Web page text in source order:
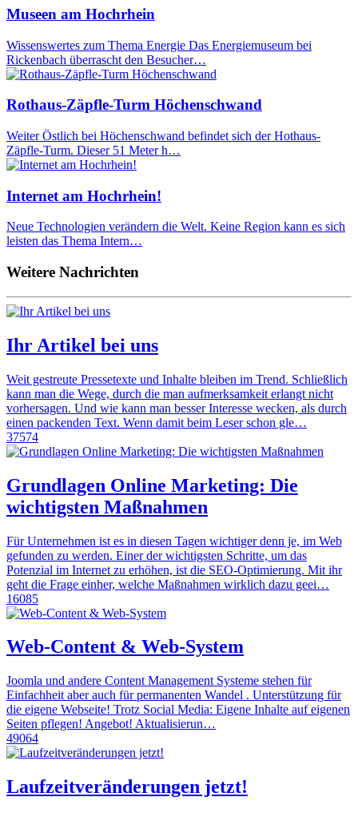
Museen am Hochrhein
Wissenswertes zum Thema Energie Das Energiemuseum bei
Rickenbach überrascht den Besucher…
Rothaus-Zäpfle-Turm Höchenschwand
Weiter Östlich bei Höchenschwand befindet sich der Hothaus-
Zäpfle-Turm. Dieser 51 Meter h…
Internet am Hochrhein!
Neue Technologien verändern die Welt. Keine Region kann es sich
leisten das Thema Intern…
Weitere Nachrichten
Ihr Artikel bei uns
Weit gestreute Pressetexte und Inhalte bleiben im Trend. Schließlich
kann man die Wege, durch die man aufmerksamkeit erlangt nicht
vorhersagen. Und wie kann man besser Interesse wecken, als durch
einen packenden Text. Wenn damit beim Leser schon gle…
37574
Grundlagen Online Marketing: Die
wichtigsten Maßnahmen
Für Unternehmen ist es in diesen Tagen wichtiger denn je, im Web
gefunden zu werden. Einer der wichtigsten Schritte, um das
Potenzial im Internet zu erhöhen, ist die SEO-Optimierung. Mit ihr
geht die Frage einher, welche Maßnahmen wirklich dazu geei…
16085
Web-Content & Web-System
Joomla und andere Content Management Systeme stehen für
Einfachheit aber auch für permanenten Wandel . Unterstützung für
die eigene Webseite! Trotz Social Media: Eigene Inhalte auf eigenen
Seiten pflegen! Angebot! Aktualisierun…
49064
Laufzeitveränderungen jetzt!